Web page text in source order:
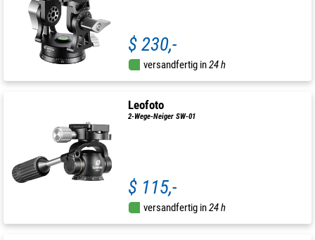
$ 230,-
versandfertig in24 h
Leofoto
2-Wege-Neiger SW-01
$ 115,-
versandfertig in24 h